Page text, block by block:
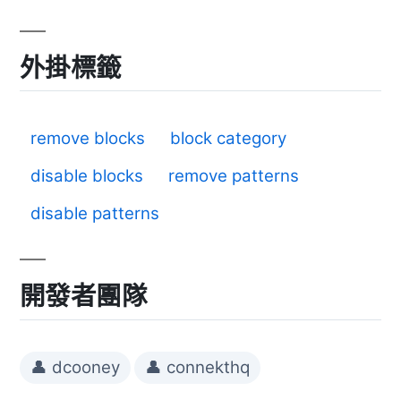
外掛標籤
remove blocks
block category
disable blocks
remove patterns
disable patterns
開發者團隊
👤 dcooney 👤 connekthq